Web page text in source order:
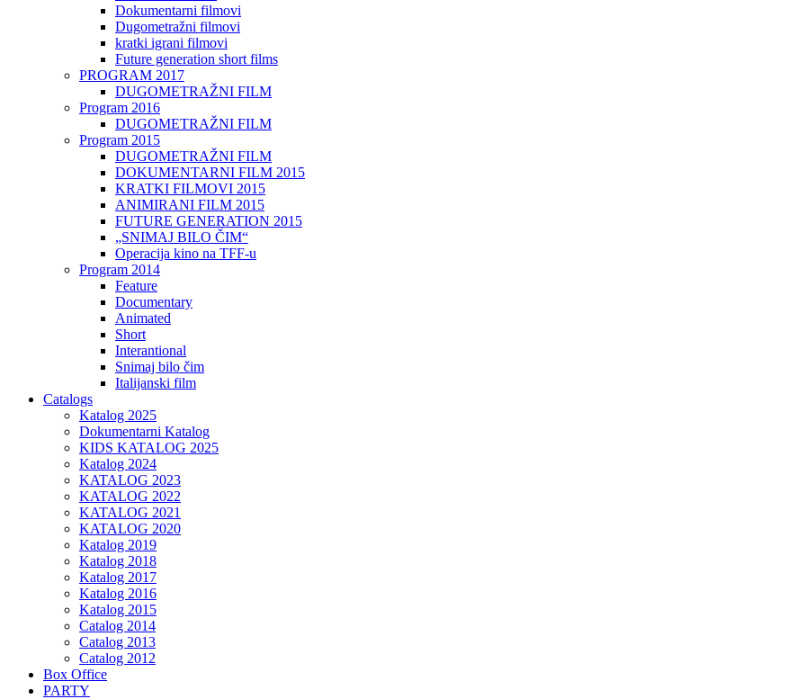
Dokumentarni filmovi
Dugometražni filmovi
kratki igrani filmovi
Future generation short films
PROGRAM 2017
DUGOMETRAŽNI FILM
Program 2016
DUGOMETRAŽNI FILM
Program 2015
DUGOMETRAŽNI FILM
DOKUMENTARNI FILM 2015
KRATKI FILMOVI 2015
ANIMIRANI FILM 2015
FUTURE GENERATION 2015
„SNIMAJ BILO ČIM“
Operacija kino na TFF-u
Program 2014
Feature
Documentary
Animated
Short
Interantional
Snimaj bilo čim
Italijanski film
Catalogs
Katalog 2025
Dokumentarni Katalog
KIDS KATALOG 2025
Katalog 2024
KATALOG 2023
KATALOG 2022
KATALOG 2021
KATALOG 2020
Katalog 2019
Katalog 2018
Katalog 2017
Katalog 2016
Katalog 2015
Catalog 2014
Catalog 2013
Catalog 2012
Box Office
PARTY